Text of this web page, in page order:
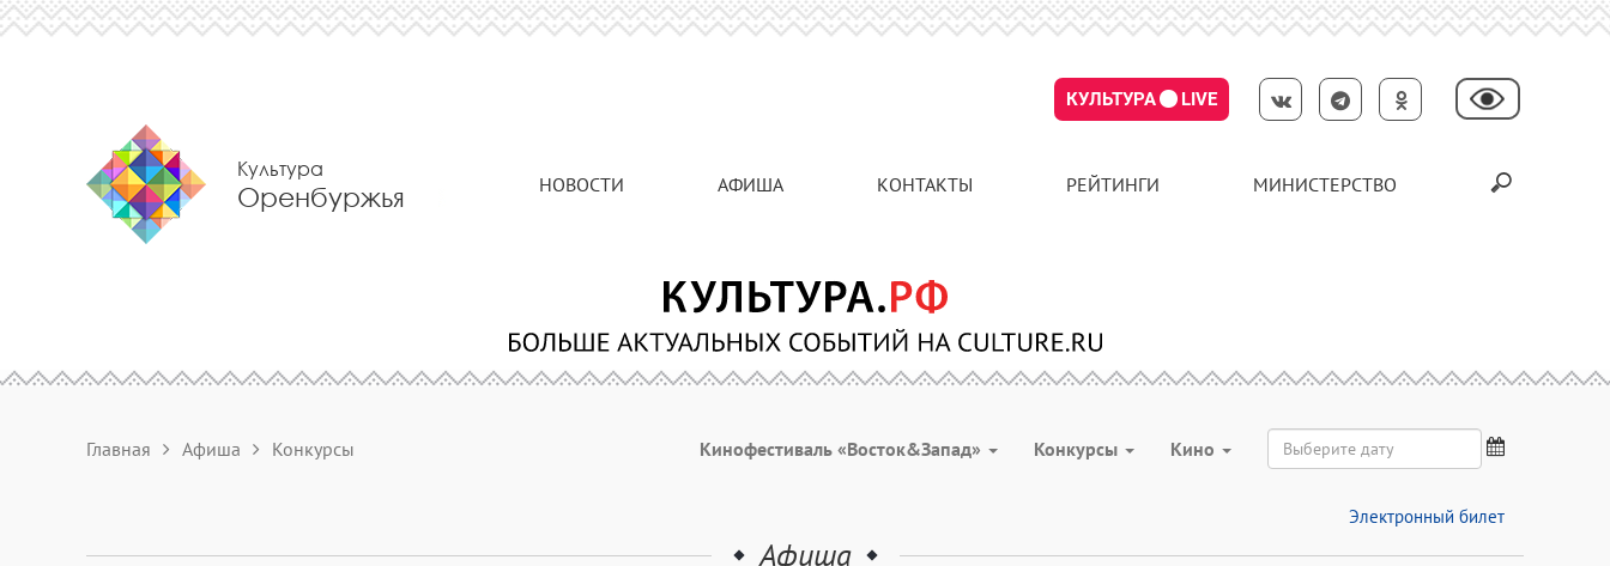
КУЛЬТУРА LIVE
Культура
Оренбуржья НОВОСТИ АФИША КОНТАКТЫ РЕЙТИНГИ МИНИСТЕРСТВО
Главная Афиша Конкурсы Кинофестиваль «Восток&Запад» Конкурсы Кино
Электронный билет
Афиша